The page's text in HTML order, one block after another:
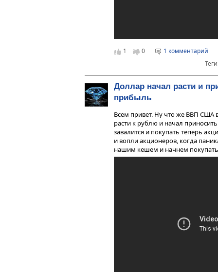
1 0
1 комментарий
Доллар начал расти и
прибыль
Всем привет. Ну что же ВВП
расти к рублю и начал
завалится и покупать теперь
и вопли акционеров, когда
нашим кешем и начнем